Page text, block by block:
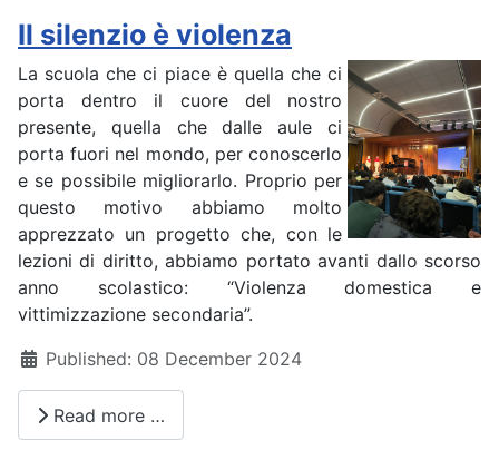
Il silenzio è violenza
La scuola che ci piace è quella che ci
porta dentro il cuore del nostro
presente, quella che dalle aule ci
porta fuori nel mondo, per conoscerlo
e se possibile migliorarlo. Proprio per
questo motivo abbiamo molto
apprezzato un progetto che, con le
lezioni di diritto, abbiamo portato avanti dallo scorso
anno scolastico: “Violenza domestica e
vittimizzazione secondaria”.
DetailsPublished: 08 December 2024
Read more …